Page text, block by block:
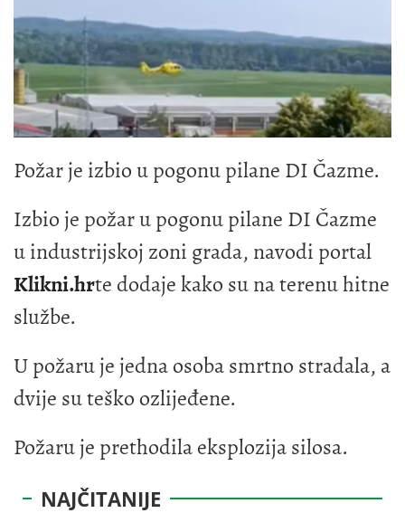
Požar je izbio u pogonu pilane DI Čazme.
Izbio je požar u pogonu pilane DI Čazme
u industrijskoj zoni grada, navodi portal
Klikni.hrte dodaje kako su na terenu hitne
službe.
U požaru je jedna osoba smrtno stradala, a
dvije su teško ozlijeđene.
Požaru je prethodila eksplozija silosa.
NAJČITANIJE